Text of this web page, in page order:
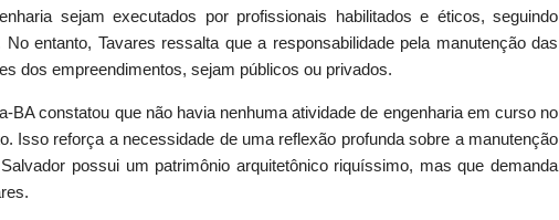
sejam executados por profissionais habilitados e éticos, seguindo
entanto, Tavares ressalta que a responsabilidade pela manutenção das
dos empreendimentos, sejam públicos ou privados.
BA constatou que não havia nenhuma atividade de engenharia em curso no
Isso reforça a necessidade de uma reflexão profunda sobre a manutenção
possui um patrimônio arquitetônico riquíssimo, mas que demanda